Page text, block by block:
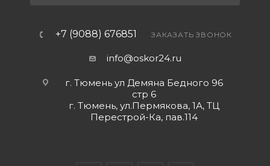
+7 (9088) 676851 ЗАКАЗАТЬ ЗВОНОК
info@oskor24.ru
г. Тюмень ул Демяна Бедного 96
стр 6
г. Тюмень, ул.Пермякова, 1А, ТЦ
Перестрой-Ка, пав.114